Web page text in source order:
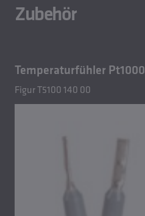
Zubehör
Temperaturfühler Pt1000
Figur T5100 140 00